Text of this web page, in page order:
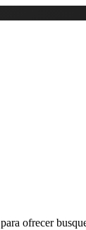
para ofrecer